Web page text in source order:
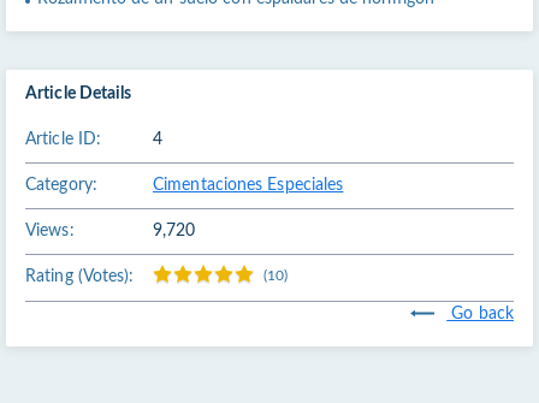
Article Details
Article ID: 4
Category: Cimentaciones Especiales
Views: 9,720
Rating (Votes): (10)
Go back